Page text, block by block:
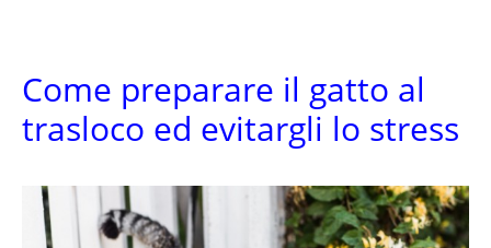
Come preparare il gatto al
trasloco ed evitargli lo stress